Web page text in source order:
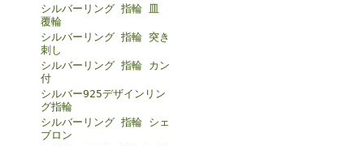
シルバーリング 指輪 皿
覆輪
シルバーリング 指輪 突き
刺し
シルバーリング 指輪 カン
付
シルバー925デザインリン
グ指輪
シルバーリング 指輪 シェ
ブロン